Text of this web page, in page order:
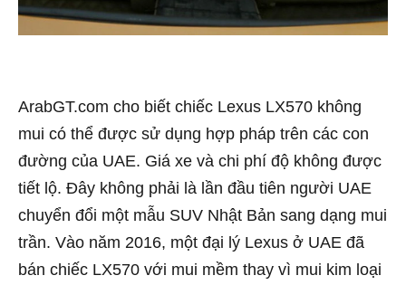
ArabGT.com cho biết chiếc Lexus LX570 không
mui có thể được sử dụng hợp pháp trên các con
đường của UAE. Giá xe và chi phí độ không được
tiết lộ. Đây không phải là lần đầu tiên người UAE
chuyển đổi một mẫu SUV Nhật Bản sang dạng mui
trần. Vào năm 2016, một đại lý Lexus ở UAE đã
bán chiếc LX570 với mui mềm thay vì mui kim loại